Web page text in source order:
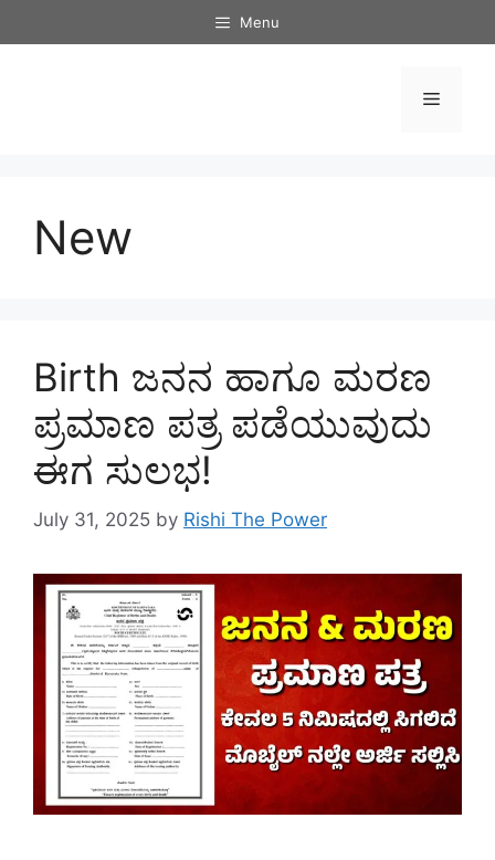
to
Menu
Menu
New
Birth ಜನನ ಹಾಗೂ ಮರಣ
ಪ್ರಮಾಣ ಪತ್ರ ಪಡೆಯುವುದು
ಈಗ ಸುಲಭ!
July 31, 2025 by Rishi The Power